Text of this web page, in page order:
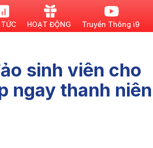
HOẠT ĐỘNG Truyền Thông i9
sinh viên cho
ngay thanh niên